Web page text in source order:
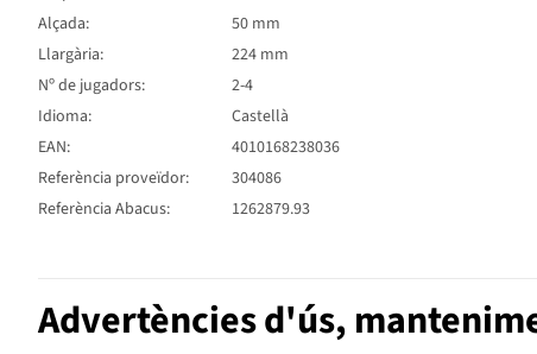
Alçada:
50 mm
Llargària:
224 mm
Nº de jugadors:
2-4
Idioma:
Castellà
EAN:
4010168238036
Referència proveïdor:
304086
Referència Abacus:
1262879.93
Advertències d'ús,